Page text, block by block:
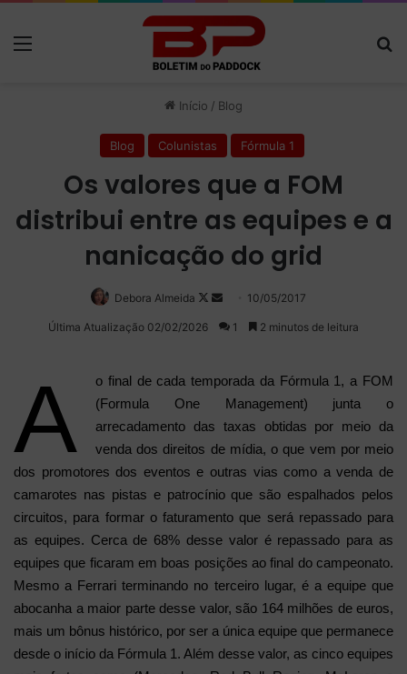
Início / Blog
Blog Colunistas Fórmula 1
Os valores que a FOM
distribui entre as equipes e a
nanicação do grid
Debora Almeida
Follow
on
Mande
um
10/05/2017
Última Atualização 02/02/2026 1 2 minutos de leitura
A
o final de cada temporada da Fórmula 1, a FOM
(Formula One Management) junta o
arrecadamento das taxas obtidas por meio da
venda dos direitos de mídia, o que vem por meio
dos promotores dos eventos e outras vias como a venda de
camarotes nas pistas e patrocínio que são espalhados pelos
circuitos, para formar o faturamento que será repassado para
as equipes. Cerca de 68% desse valor é repassado para as
equipes que ficaram em boas posições ao final do campeonato.
Mesmo a Ferrari terminando no terceiro lugar, é a equipe que
abocanha a maior parte desse valor, são 164 milhões de euros,
mais um bônus histórico, por ser a única equipe que permanece
desde o início da Fórmula 1. Além desse valor, as cinco equipes